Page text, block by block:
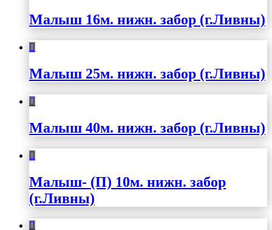
Малыш 16м. нижн. забор (г.Ливны)
Малыш 25м. нижн. забор (г.Ливны)
Малыш 40м. нижн. забор (г.Ливны)
Малыш- (П) 10м. нижн. забор
(г.Ливны)